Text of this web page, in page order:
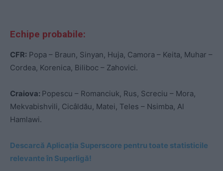
Echipe probabile:
CFR: Popa – Braun, Sinyan, Huja, Camora – Keita, Muhar –
Cordea, Korenica, Biliboc – Zahovici.
Craiova: Popescu – Romanciuk, Rus, Screciu – Mora,
Mekvabishvili, Cicâldău, Matei, Teles – Nsimba, Al
Hamlawi.
Descarcă Aplicația Superscore pentru toate statisticile
relevante în Superligă!